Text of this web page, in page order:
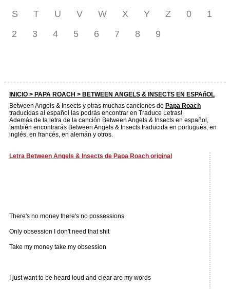
S
T U V W X Y Z 0
1
2
3 4 5 6 7 8 9
INICIO > PAPA ROACH > BETWEEN ANGELS & INSECTS EN ESPAñOL
Between Angels & Insects y otras muchas canciones de Papa Roach
traducidas al español las podrás encontrar en Traduce Letras!
Además de la letra de la canción Between Angels & Insects en español,
también encontrarás Between Angels & Insects traducida en portugués, en
inglés, en francés, en alemán y otros.
Letra Between Angels & Insects de Papa Roach original
There's no money there's no possessions
Only obsession I don't need that shit
Take my money take my obsession
I just want to be heard loud and clear are my words